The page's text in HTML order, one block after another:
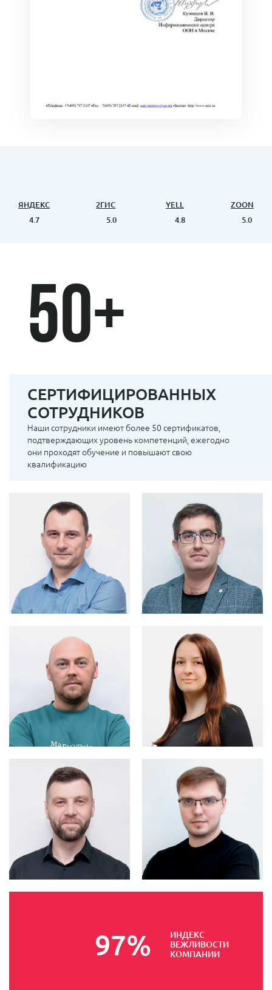
ЯНДЕКС
4.7
2ГИС
5.0
YELL
4.8
ZOON
5.0
50+
97%
ИНДЕКС
ВЕЖЛИВОСТИ
КОМПАНИИ
СЕРТИФИЦИРОВАННЫХ
СОТРУДНИКОВ
Наши сотрудники имеют более 50 сертификатов,
подтверждающих уровень компетенций, ежегодно
они проходят обучение и повышают свою
квалификацию
ЗАЙЧИКОВ ИВАН
Генеральный
директор
СЕРГЕЙ РУБЦОВ
ПЕТРОВ ИЛЬЯ
Руководитель отдела
продаж в
направлении
"Разработка"
КРАСНОВА
ЕКАТЕРИНА
Менеджер проектов
РАДЮКИН ПАВЕЛ
Руководитель отдела
проект-менеджеров
УРЕНЕВ
КОНСТАНТИН
Руководитель отдела
разработки